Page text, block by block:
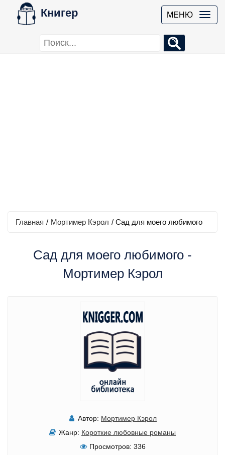
Книгер МЕНЮ
Главная / Мортимер Кэрол / Сад для моего любимого
Сад для моего любимого -
Мортимер Кэрол
Автор: Мортимер Кэрол
Жанр: Короткие любовные романы
Просмотров: 336